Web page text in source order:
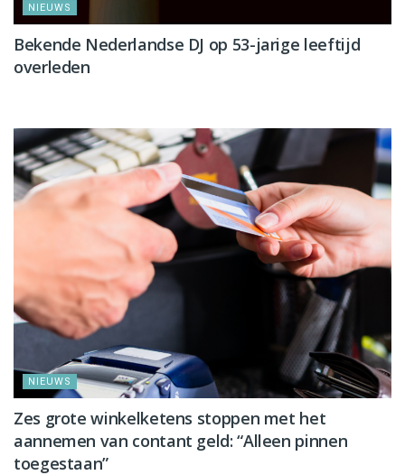
NIEUWS
Bekende Nederlandse DJ op 53-jarige leeftijd
overleden
NIEUWS
Zes grote winkelketens stoppen met het
aannemen van contant geld: “Alleen pinnen
toegestaan”